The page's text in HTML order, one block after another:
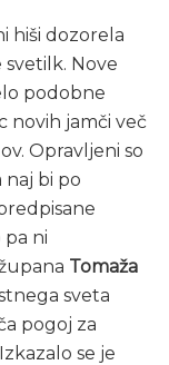
hiši dozorela
Nove
podobne
novih jamči več
Opravljeni so
naj bi po
pa ni
Tomaža
sveta
pogoj za
se je